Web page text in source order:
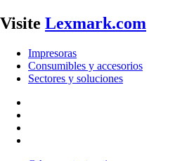
Visite Lexmark.com
Impresoras
Consumibles y accesorios
Sectores y soluciones